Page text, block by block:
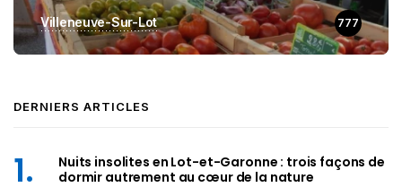
Villeneuve-Sur-Lot 777
DERNIERS ARTICLES
Nuits insolites en Lot-et-Garonne : trois façons de
dormir autrement au cœur de la nature